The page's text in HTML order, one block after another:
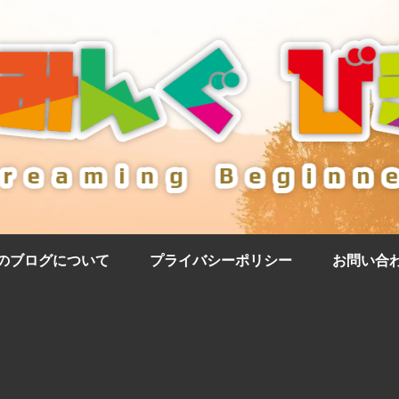
ブログについて プライバシーポリシー お問い合